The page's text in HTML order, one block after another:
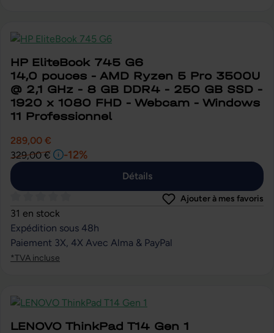
HP EliteBook 745 G6
14,0 pouces - AMD Ryzen 5 Pro 3500U
@ 2,1 GHz - 8 GB DDR4 - 250 GB SSD -
1920 x 1080 FHD - Webcam - Windows
11 Professionnel
289,00 €
329,00 €
-12%
Détails
Note moyenne de 0 sur 5 étoiles
Ajouter à mes favoris
31 en stock
Expédition sous 48h
Paiement 3X, 4X Avec Alma & PayPal
*TVA incluse
LENOVO ThinkPad T14 Gen 1